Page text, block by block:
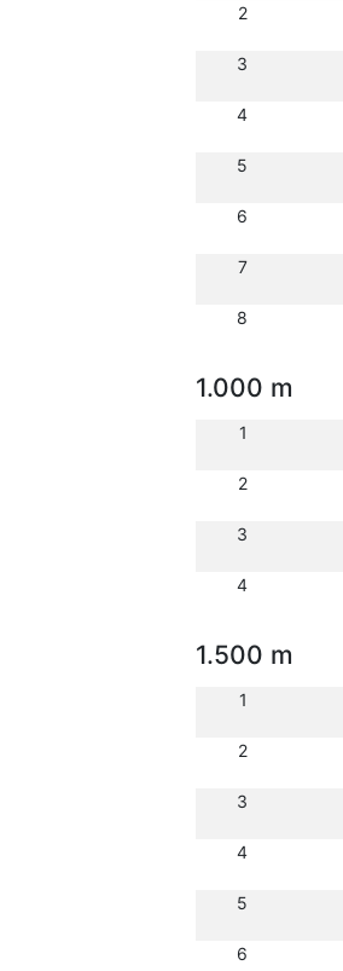
2
3
4
5
6
7
8
1.000 m
1
2
3
4
1.500 m
1
2
3
4
5
6